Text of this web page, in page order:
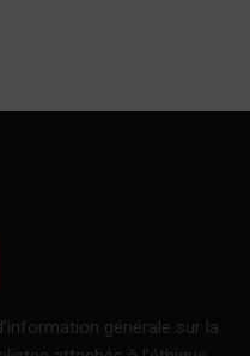
générale sur la